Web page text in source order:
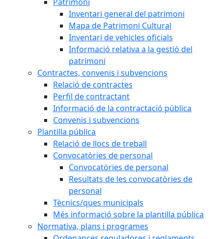
Inventari general del patrimoni
Mapa de Patrimoni Cultural
Inventari de vehicles oficials
Informació relativa a la gestió del
patrimoni
Contractes, convenis i subvencions
Relació de contractes
Perfil de contractant
Informació de la contractació pública
Convenis i subvencions
Plantilla pública
Relació de llocs de treball
Convocatòries de personal
Convocatòries de personal
Resultats de les convocatòries de
personal
Tècnics/ques municipals
Més informació sobre la plantilla pública
Normativa, plans i programes